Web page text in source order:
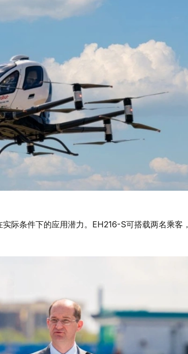
际条件下的应用潜力。EH216-S可搭载两名乘客，